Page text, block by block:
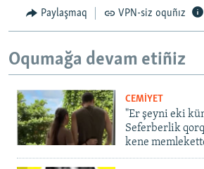
Paylaşmaq VPN-siz oquñız
Oqumağa devam etiñiz
CEMİYET
"Er şeyni eki
Seferberlik
kene